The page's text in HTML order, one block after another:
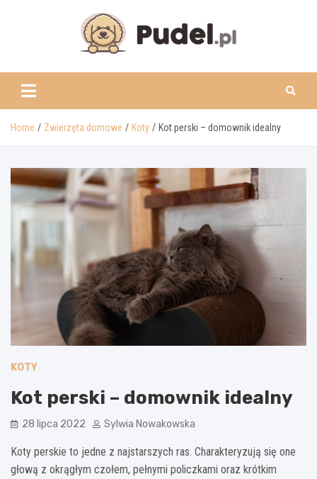
www.pudel.pl
Home Zwierzęta domowe Koty Kot perski – domownik idealny
KOTY
Kot perski – domownik idealny
28 lipca 2022 Sylwia Nowakowska
Koty perskie to jedne z najstarszych ras. Charakteryzują się one
głową z okrągłym czołem, pełnymi policzkami oraz krótkim